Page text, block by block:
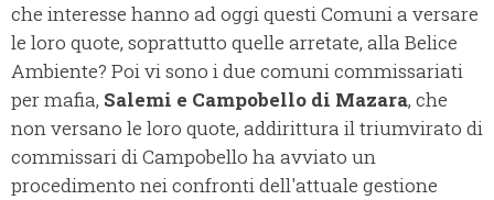
che interesse hanno ad oggi questi Comuni a versare
le loro quote, soprattutto quelle arretate, alla Belice
Ambiente? Poi vi sono i due comuni commissariati
per mafia, Salemi e Campobello di Mazara, che
non versano le loro quote, addirittura il triumvirato di
commissari di Campobello ha avviato un
procedimento nei confronti dell'attuale gestione